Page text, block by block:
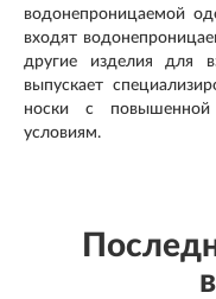
водонепроницаемой
входят
другие изделия для
выпускает
носки с повышенной
условиям.